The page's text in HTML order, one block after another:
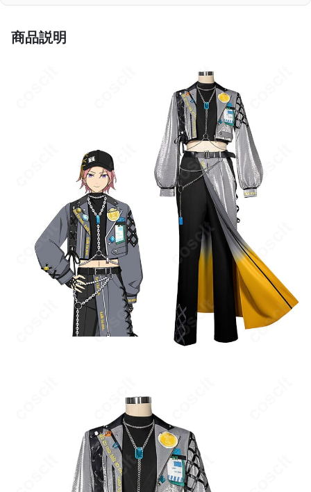
用。引っ掛け防止のため、着脱時はアクセサリーを外し、保管は
平置きで個別収納してください。
商品説明